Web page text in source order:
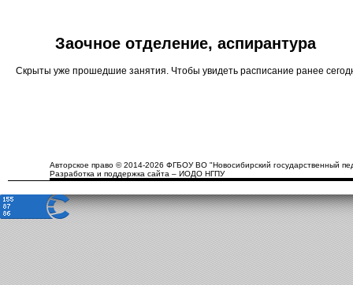
Заочное отделение, аспирантура
Скрыты уже прошедшие занятия. Чтобы увидеть расписание ранее
Авторское право © 2014-2026 ФГБОУ ВО "Новосибирский государственный
Разработка и поддержка сайта – ИОДО НГПУ